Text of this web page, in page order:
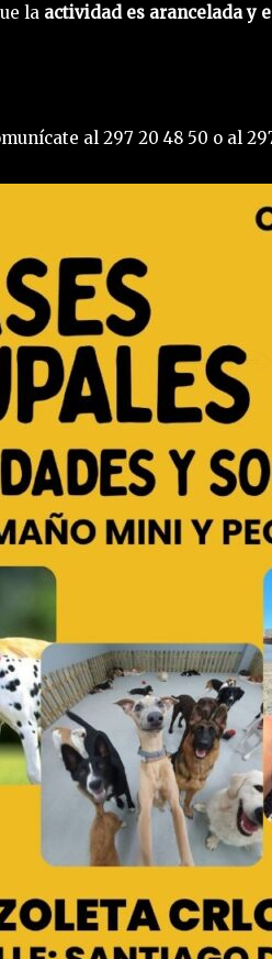
la actividad es arancelada y
al 297 20 48 50 o al